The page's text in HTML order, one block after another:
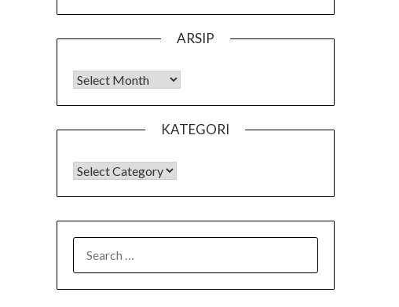
ARSIP
Arsip
KATEGORI
KATEGORI
FOR: